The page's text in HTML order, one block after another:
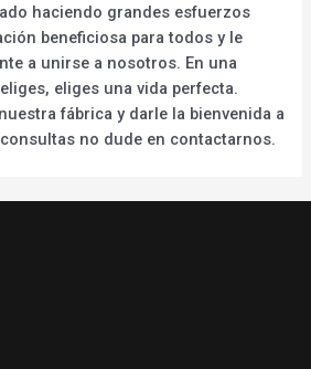
haciendo grandes esfuerzos
beneficiosa para todos y le
a unirse a nosotros. En una
eliges una vida perfecta.
fábrica y darle la bienvenida a
no dude en contactarnos.